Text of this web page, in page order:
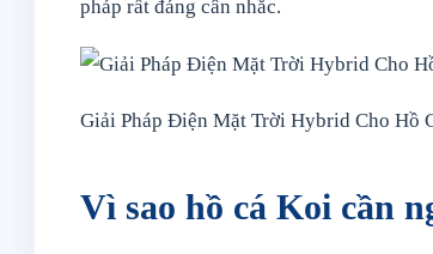
pháp rất đáng cân nhắc.
Giải Pháp Điện Mặt Trời Hybrid Cho Hồ
Vì sao hồ cá Koi cần